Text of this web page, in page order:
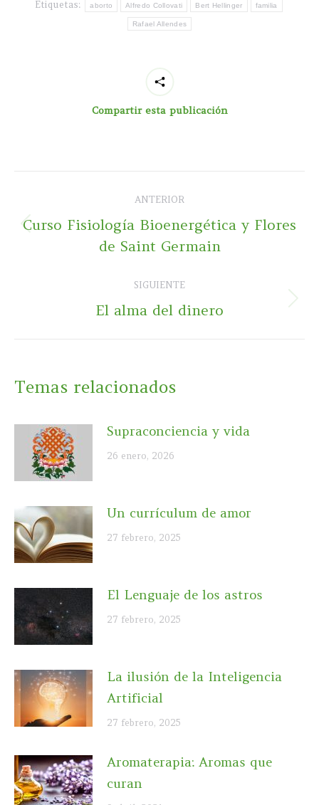
Etiquetas: aborto Alfredo Collovati Bert Hellinger familia
Rafael Allendes
Compartir esta publicación
entre
publicaciones
ANTERIOR
Publicación
anterior:
Curso Fisiología Bioenergética y Flores
de Saint Germain
SIGUIENTE
Publicación
El alma del dinero
Temas relacionados
Supraconciencia y vida
26 enero, 2026
Un currículum de amor
27 febrero, 2025
El Lenguaje de los astros
27 febrero, 2025
La ilusión de la Inteligencia
Artificial
27 febrero, 2025
Aromaterapia: Aromas que
curan